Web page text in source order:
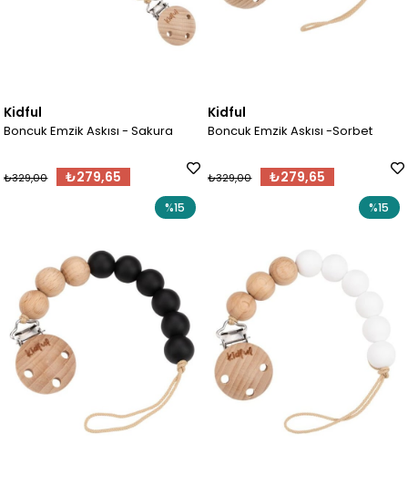
Kidful
Boncuk Emzik Askısı - Sakura
₺279,65
₺329,00
Kidful
Boncuk Emzik Askısı -Sorbet
₺279,65
₺329,00
%15 %15